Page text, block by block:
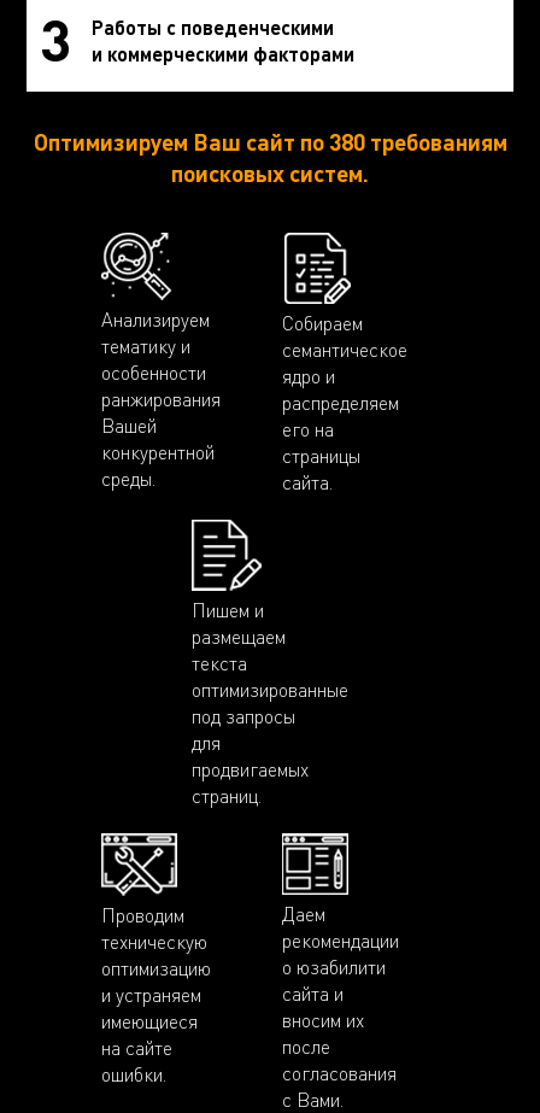
3
Работы с поведенческими
и коммерческими факторами
Оптимизируем Ваш сайт по 380 требованиям
поисковых систем.
Анализируем
тематику и
особенности
ранжирования
Вашей
конкурентной
среды.
Собираем
семантическое
ядро и
распределяем
его на
страницы
сайта.
Пишем и
размещаем
текста
оптимизированные
под запросы
для
продвигаемых
страниц.
Проводим
техническую
оптимизацию
и устраняем
имеющиеся
на сайте
ошибки.
Даем
рекомендации
о юзабилити
сайта и
вносим их
после
согласования
с Вами.